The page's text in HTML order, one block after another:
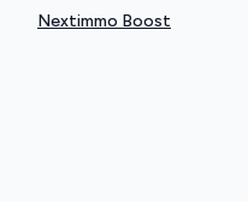
Nextimmo Boost